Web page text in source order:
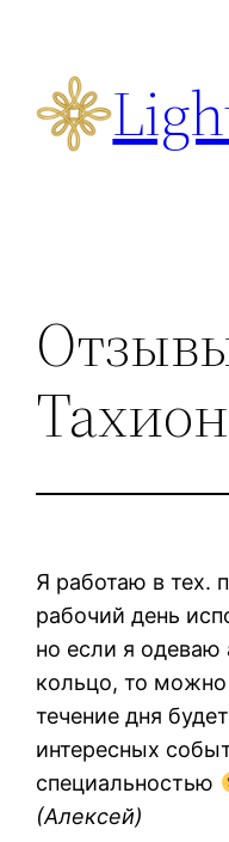
содержимому
Я работаю в тех.
рабочий день
но если я одеваю
кольцо, то
течение дня
интересных
специальностью
(Алексей)